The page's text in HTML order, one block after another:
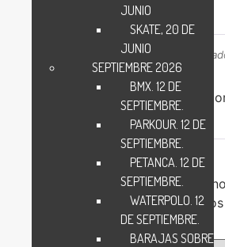
(propietario
de septiembre de 2023
Muchas gracias a los
iniciativa!!
Añadir una valoración
Tu dirección de correo electrónico
campos obligatorios están
JUNIO
SKATE, 20 DE
JUNIO
SEPTIEMBRE 2026
BMX. 12 DE
SEPTIEMBRE.
PARKOUR. 12 DE
SEPTIEMBRE.
PETANCA. 12 DE
SEPTIEMBRE.
WATERPOLO. 12
DE SEPTIEMBRE.
BARAJAS SOBRE